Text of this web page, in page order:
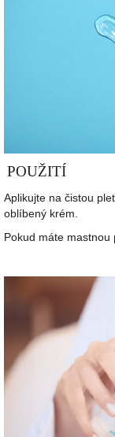
POUŽITÍ
Aplikujte na čistou
oblíbený krém.
Pokud máte mastnou